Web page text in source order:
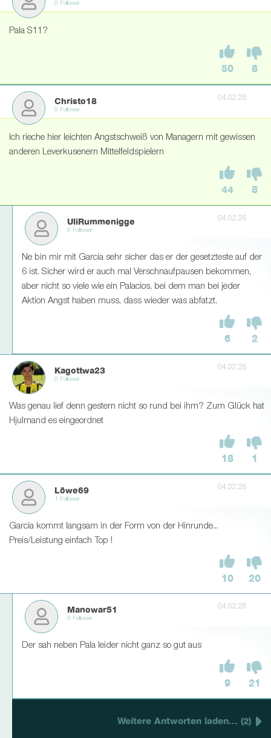
0 Follower
Pala S11?
50 8
Christo18
0 Follower
04.02.26
Ich rieche hier leichten Angstschweiß von Managern mit gewissen
anderen Leverkusenern Mittelfeldspielern
44 8
UliRummenigge
0 Follower
04.02.26
Ne bin mir mit Garcia sehr sicher das er der gesetzteste auf der
6 ist. Sicher wird er auch mal Verschnaufpausen bekommen,
aber nicht so viele wie ein Palacios, bei dem man bei jeder
Aktion Angst haben muss, dass wieder was abfatzt.
6 2
Kagottwa23
0 Follower
04.02.26
Was genau lief denn gestern nicht so rund bei ihm? Zum Glück hat
Hjulmand es eingeordnet
18 1
Löwe69
1 Follower
04.02.26
Garcia kommt langsam in der Form von der Hinrunde...
Preis/Leistung einfach Top !
10 20
Manowar51
0 Follower
04.02.26
Der sah neben Pala leider nicht ganz so gut aus
9 21
Weitere Antworten laden... (2)